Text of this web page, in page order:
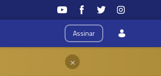
Assinar
×